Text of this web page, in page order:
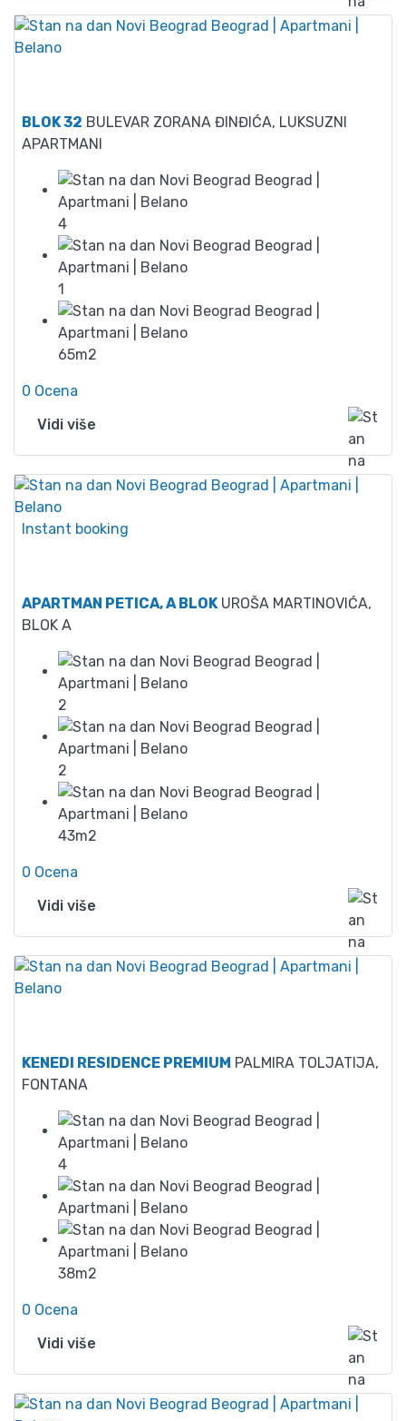
BLOK 32 BULEVAR ZORANA ĐINĐIĆA, LUKSUZNI
APARTMANI
4
1
65m2
0 Ocena
Vidi više
Instant booking
APARTMAN PETICA, A BLOK UROŠA MARTINOVIĆA,
BLOK A
2
2
43m2
0 Ocena
Vidi više
KENEDI RESIDENCE PREMIUM PALMIRA TOLJATIJA,
FONTANA
4
38m2
0 Ocena
Vidi više